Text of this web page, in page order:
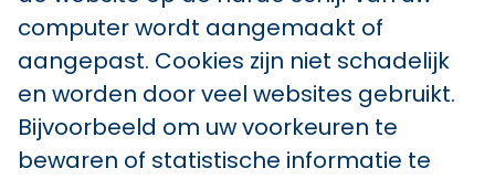
computer wordt aangemaakt of
aangepast. Cookies zijn niet schadelijk
en worden door veel websites gebruikt.
Bijvoorbeeld om uw voorkeuren te
bewaren of statistische informatie te